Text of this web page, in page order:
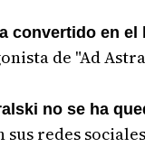
convertido en
de "Ad
no se ha
sus redes